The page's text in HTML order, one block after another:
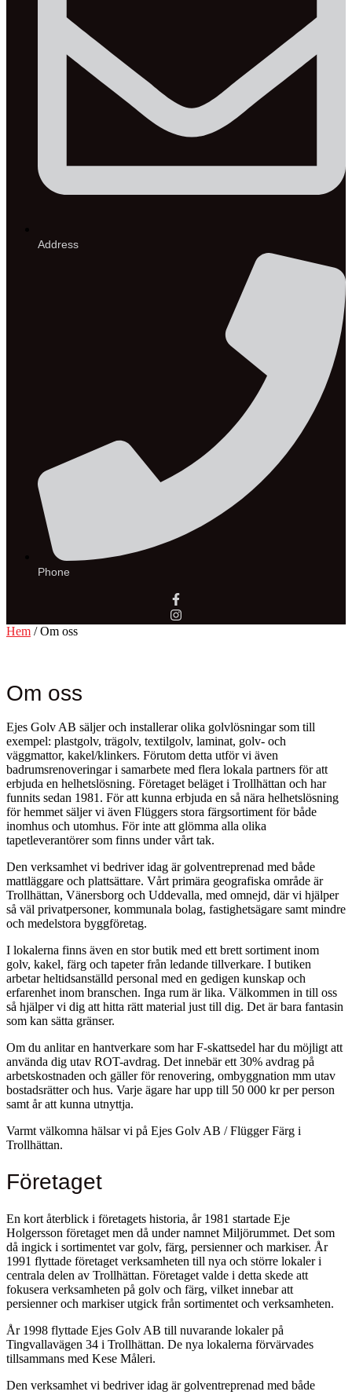
Address
Phone
Hem / Om oss
Om oss
Ejes Golv AB säljer och installerar olika golvlösningar som till
exempel: plastgolv, trägolv, textilgolv, laminat, golv- och
väggmattor, kakel/klinkers. Förutom detta utför vi även
badrumsrenoveringar i samarbete med flera lokala partners för att
erbjuda en helhetslösning. Företaget beläget i Trollhättan och har
funnits sedan 1981. För att kunna erbjuda en så nära helhetslösning
för hemmet säljer vi även Flüggers stora färgsortiment för både
inomhus och utomhus. För inte att glömma alla olika
tapetleverantörer som finns under vårt tak.
Den verksamhet vi bedriver idag är golventreprenad med både
mattläggare och plattsättare. Vårt primära geografiska område är
Trollhättan, Vänersborg och Uddevalla, med omnejd, där vi hjälper
så väl privatpersoner, kommunala bolag, fastighetsägare samt mindre
och medelstora byggföretag.
I lokalerna finns även en stor butik med ett brett sortiment inom
golv, kakel, färg och tapeter från ledande tillverkare. I butiken
arbetar heltidsanställd personal med en gedigen kunskap och
erfarenhet inom branschen. Inga rum är lika. Välkommen in till oss
så hjälper vi dig att hitta rätt material just till dig. Det är bara fantasin
som kan sätta gränser.
Om du anlitar en hantverkare som har F-skattsedel har du möjligt att
använda dig utav ROT-avdrag. Det innebär ett 30% avdrag på
arbetskostnaden och gäller för renovering, ombyggnation mm utav
bostadsrätter och hus. Varje ägare har upp till 50 000 kr per person
samt år att kunna utnyttja.
Varmt välkomna hälsar vi på Ejes Golv AB / Flügger Färg i
Trollhättan.
Företaget
En kort återblick i företagets historia, år 1981 startade Eje
Holgersson företaget men då under namnet Miljörummet. Det som
då ingick i sortimentet var golv, färg, persienner och markiser. År
1991 flyttade företaget verksamheten till nya och större lokaler i
centrala delen av Trollhättan. Företaget valde i detta skede att
fokusera verksamheten på golv och färg, vilket innebar att
persienner och markiser utgick från sortimentet och verksamheten.
År 1998 flyttade Ejes Golv AB till nuvarande lokaler på
Tingvallavägen 34 i Trollhättan. De nya lokalerna förvärvades
tillsammans med Kese Måleri.
Den verksamhet vi bedriver idag är golventreprenad med både